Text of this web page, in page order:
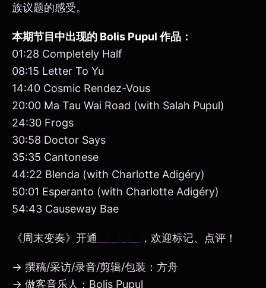
族议题的感受。
本期节目中出现的 Bolis Pupul 作品：
01:28 Completely Half
08:15 Letter To Yu
14:40 Cosmic Rendez-Vous
20:00 Ma Tau Wai Road (with Salah Pupul)
24:30 Frogs
30:58 Doctor Says
35:35 Cantonese
44:22 Blenda (with Charlotte Adigéry)
50:01 Esperanto (with Charlotte Adigéry)
54:43 Causeway Bae
《周末变奏》开通 ，欢迎标记、点评！
→ 撰稿/采访/录音/剪辑/包装：方舟
→ 做客音乐人：Bolis Pupul